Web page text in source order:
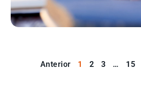
Anterior 1 2 3 … 15